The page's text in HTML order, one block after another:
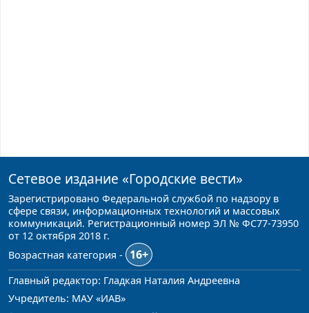
Сетевое издание «Городские вести»
Зарегистрировано Федеральной службой по надзору в
сфере связи, информационных технологий и массовых
коммуникаций. Регистрационный номер ЭЛ № ФС77-73950
от 12 октября 2018 г.
Возрастная категория -
16+
Главный редактор: Гладкая Наталия Андреевна
Учредитель: МАУ «ИАВ»